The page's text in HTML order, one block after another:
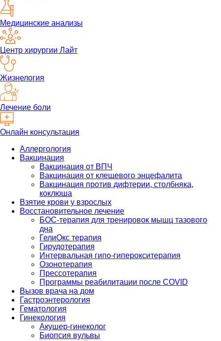
Медицинские анализы
Центр хирургии Лайт
Жизнелогия
Лечение боли
Онлайн консультация
Аллергология
Вакцинация
Вакцинация от ВПЧ
Вакцинация от клещевого энцефалита
Вакцинация против дифтерии, столбняка,
коклюша
Взятие крови у взрослых
Восстановительное лечение
БОС-терапия для тренировок мышц тазового
дна
ГелиОкс терапия
Гирудотерапия
Интервальная гипо-гиперокситерапия
Озонотерапия
Прессотерапия
Программы реабилитации после СOVID
Вызов врача на дом
Гастроэнтерология
Гематология
Гинекология
Акушер-гинеколог
Биопсия вульвы